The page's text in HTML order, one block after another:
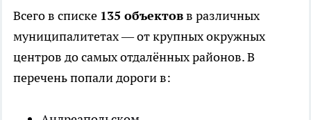
Всего в списке 135 объектовв различных
муниципалитетах — от крупных окружных
центров до самых отдалённых районов. В
перечень попали дороги в: